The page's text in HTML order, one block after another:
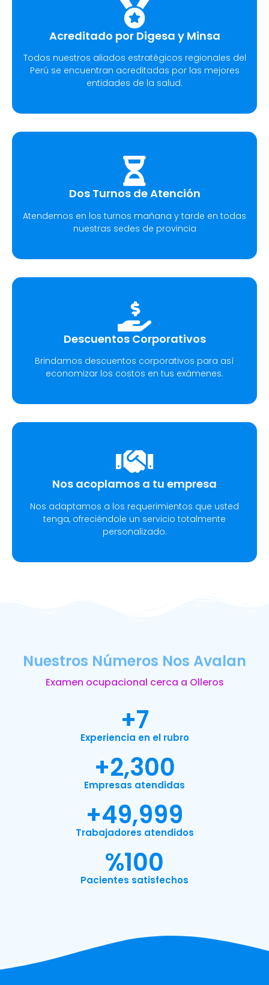
Acreditado por Digesa y Minsa
Todos nuestros aliados estratégicos regionales del
Perú se encuentran acreditadas por las mejores
entidades de la salud.
Dos Turnos de Atención
Atendemos en los turnos mañana y tarde en todas
nuestras sedes de provincia
Descuentos Corporativos
Brindamos descuentos corporativos para así
economizar los costos en tus exámenes.
Nos acoplamos a tu empresa
Nos adaptamos a los requerimientos que usted
tenga, ofreciéndole un servicio totalmente
personalizado.
Nuestros Números Nos Avalan
Examen ocupacional cerca a Olleros
Experiencia en el rubro
+7
Empresas atendidas
+2,300
Trabajadores atendidos
+49,999
Pacientes satisfechos
%100